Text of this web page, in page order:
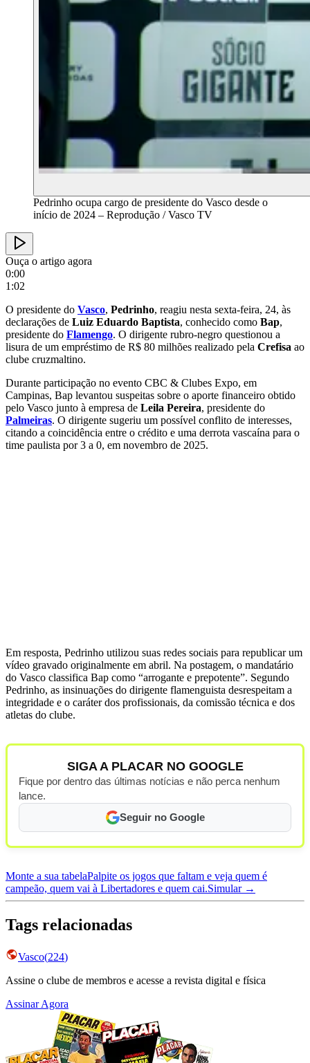
Pedrinho ocupa cargo de presidente do Vasco desde o
início de 2024 – Reprodução / Vasco TV
Ouça o artigo agora
0:00
1:02
O presidente do Vasco, Pedrinho, reagiu nesta sexta-feira, 24, às
declarações de Luiz Eduardo Baptista, conhecido como Bap,
presidente do Flamengo. O dirigente rubro-negro questionou a
lisura de um empréstimo de R$ 80 milhões realizado pela Crefisa ao
clube cruzmaltino.
Durante participação no evento CBC & Clubes Expo, em
Campinas, Bap levantou suspeitas sobre o aporte financeiro obtido
pelo Vasco junto à empresa de Leila Pereira, presidente do
Palmeiras. O dirigente sugeriu um possível conflito de interesses,
citando a coincidência entre o crédito e uma derrota vascaína para o
time paulista por 3 a 0, em novembro de 2025.
Em resposta, Pedrinho utilizou suas redes sociais para republicar um
vídeo gravado originalmente em abril. Na postagem, o mandatário
do Vasco classifica Bap como “arrogante e prepotente”. Segundo
Pedrinho, as insinuações do dirigente flamenguista desrespeitam a
integridade e o caráter dos profissionais, da comissão técnica e dos
atletas do clube.
SIGA A PLACAR NO GOOGLE
Fique por dentro das últimas notícias e não perca nenhum
lance.
Seguir no Google
Monte a sua tabelaPalpite os jogos que faltam e veja quem é
campeão, quem vai à Libertadores e quem cai.Simular →
Tags relacionadas
Vasco(224)
Assine o clube de membros e acesse a revista digital e física
Assinar Agora